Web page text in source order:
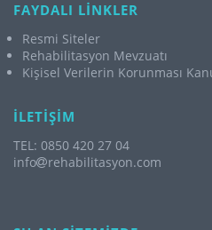
FAYDALI LİNKLER
Resmi Siteler
Rehabilitasyon Mevzuatı
Kişisel Verilerin Korunması
İLETİŞİM
TEL: 0850 420 27 04
info
rehabilitasyon.com